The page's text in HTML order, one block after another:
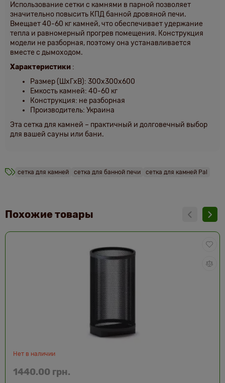
Использование сетки с камнями в парной позволяет
значительно повысить КПД банной дровяной печи.
Вмещает 40-60 кг камней, что обеспечивает удержание
тепла и равномерный прогрев помещения. Конструкция
модели не разборная, поэтому она устанавливается
вместе с дымоходом.
Характеристики :
Размер (ШхГхВ): 300х300х600
Емкость камней: 40-60 кг
Конструкция: не разборная
Производитель: Украина
Эта сетка для камней – практичный и долговечный выбор
для вашей сауны или бани.
сетка для камней сетка для банной печи сетка для камней Pal
Похожие товары
Нет в наличии
1440.00 грн.